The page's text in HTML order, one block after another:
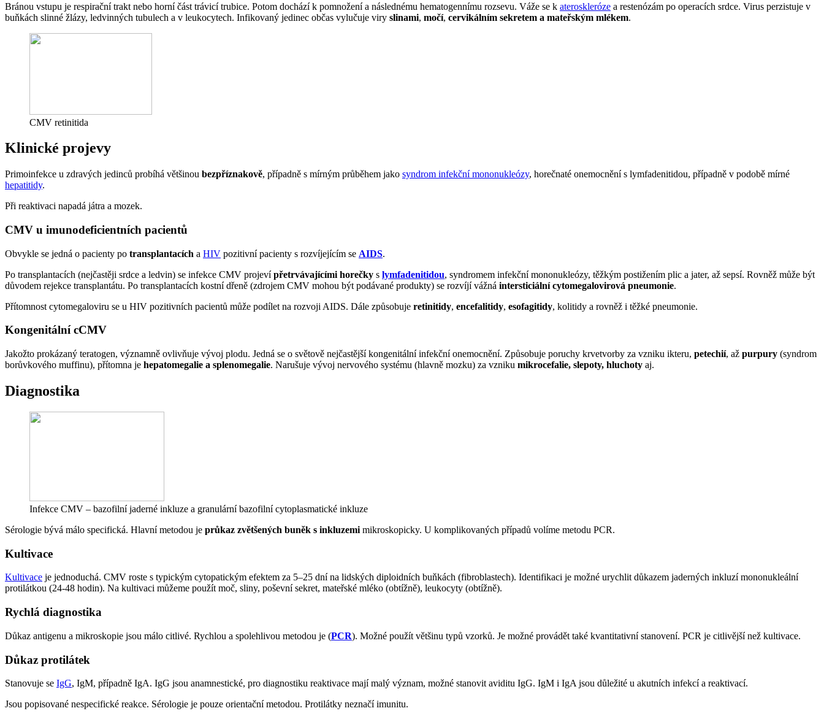
Bránou vstupu je respirační trakt nebo horní část trávicí trubice. Potom dochází k pomnožení a následnému hematogennímu rozsevu. Váže se k ateroskleróze a restenózám po operacích srdce. Virus perzistuje v
buňkách slinné žlázy, ledvinných tubulech a v leukocytech. Infikovaný jedinec občas vylučuje viry slinami, močí, cervikálním sekretem a mateřským mlékem.
CMV retinitida
Klinické projevy
Primoinfekce u zdravých jedinců probíhá většinou bezpříznakově, případně s mírným průběhem jako syndrom infekční mononukleózy, horečnaté onemocnění s lymfadenitidou, případně v podobě mírné
hepatitidy.
Při reaktivaci napadá játra a mozek.
CMV u imunodeficientních pacientů
Obvykle se jedná o pacienty po transplantacích a HIV pozitivní pacienty s rozvíjejícím se AIDS.
Po transplantacích (nejčastěji srdce a ledvin) se infekce CMV projevípřetrvávajícími horečky s lymfadenitidou, syndromem infekční mononukleózy, těžkým postižením plic a jater, až sepsí. Rovněž může být
důvodem rejekce transplantátu. Po transplantacích kostní dřeně (zdrojem CMV mohou být podávané produkty) se rozvíjí vážná intersticiální cytomegalovirová pneumonie.
Přítomnost cytomegaloviru se u HIV pozitivních pacientů může podílet na rozvoji AIDS. Dále způsobuje retinitidy, encefalitidy, esofagitidy, kolitidy a rovněž i těžké pneumonie.
Kongenitální cCMV
Jakožto prokázaný teratogen, významně ovlivňuje vývoj plodu. Jedná se o světově nejčastější kongenitální infekční onemocnění. Způsobuje poruchy krvetvorby za vzniku ikteru, petechií, až purpury (syndrom
borůvkového muffinu), přítomna je hepatomegalie a splenomegalie. Narušuje vývoj nervového systému (hlavně mozku) za vzniku mikrocefalie, slepoty, hluchoty aj.
Diagnostika
Infekce CMV – bazofilní jaderné inkluze a granulární bazofilní cytoplasmatické inkluze
Sérologie bývá málo specifická. Hlavní metodou je průkaz zvětšených buněk s inkluzemi mikroskopicky. U komplikovaných případů volíme metodu PCR.
Kultivace
Kultivace je jednoduchá. CMV roste s typickým cytopatickým efektem za 5–25 dní na lidských diploidních buňkách (fibroblastech). Identifikaci je možné urychlit důkazem jaderných inkluzí mononukleální
protilátkou (24-48 hodin). Na kultivaci můžeme použít moč, sliny, poševní sekret, mateřské mléko (obtížně), leukocyty (obtížně).
Rychlá diagnostika
Důkaz antigenu a mikroskopie jsou málo citlivé. Rychlou a spolehlivou metodou je (PCR). Možné použít většinu typů vzorků. Je možné provádět také kvantitativní stanovení. PCR je citlivější než kultivace.
Důkaz protilátek
Stanovuje se IgG, IgM, případně IgA. IgG jsou anamnestické, pro diagnostiku reaktivace mají malý význam, možné stanovit aviditu IgG. IgM i IgA jsou důležité u akutních infekcí a reaktivací.
Jsou popisované nespecifické reakce. Sérologie je pouze orientační metodou. Protilátky neznačí imunitu.